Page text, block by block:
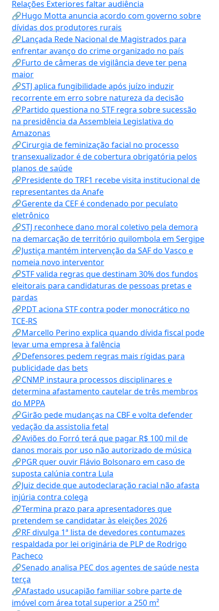
Relações Exteriores faltar audiência
🔗Hugo Motta anuncia acordo com governo sobre
dívidas dos produtores rurais
🔗Lançada Rede Nacional de Magistrados para
enfrentar avanço do crime organizado no país
🔗Furto de câmeras de vigilância deve ter pena
maior
🔗STJ aplica fungibilidade após juízo induzir
recorrente em erro sobre natureza da decisão
🔗Partido questiona no STF regra sobre sucessão
na presidência da Assembleia Legislativa do
Amazonas
🔗Cirurgia de feminização facial no processo
transexualizador é de cobertura obrigatória pelos
planos de saúde
🔗Presidente do TRF1 recebe visita institucional de
representantes da Anafe
🔗Gerente da CEF é condenado por peculato
eletrônico
🔗STJ reconhece dano moral coletivo pela demora
na demarcação de território quilombola em Sergipe
🔗Justiça mantém intervenção da SAF do Vasco e
nomeia novo interventor
🔗STF valida regras que destinam 30% dos fundos
eleitorais para candidaturas de pessoas pretas e
pardas
🔗PDT aciona STF contra poder monocrático no
TCE-RS
🔗Marcello Perino explica quando dívida fiscal pode
levar uma empresa à falência
🔗Defensores pedem regras mais rígidas para
publicidade das bets
🔗CNMP instaura processos disciplinares e
determina afastamento cautelar de três membros
do MPPA
🔗Girão pede mudanças na CBF e volta defender
vedação da assistolia fetal
🔗Aviões do Forró terá que pagar R$ 100 mil de
danos morais por uso não autorizado de música
🔗PGR quer ouvir Flávio Bolsonaro em caso de
suposta calúnia contra Lula
🔗Juiz decide que autodeclaração racial não afasta
injúria contra colega
🔗Termina prazo para apresentadores que
pretendem se candidatar às eleições 2026
🔗RF divulga 1ª lista de devedores contumazes
respaldada por lei originária de PLP de Rodrigo
Pacheco
🔗Senado analisa PEC dos agentes de saúde nesta
terça
🔗Afastado usucapião familiar sobre parte de
imóvel com área total superior a 250 m²